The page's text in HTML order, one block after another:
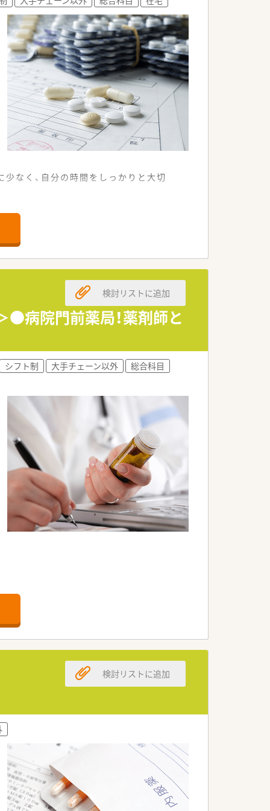
なく、自分の時間をしっかりと大切
す。
す。
●病院門前薬局！薬剤師と
検討リストに追加
シフト制 大手チェーン以外 総合科目
検討リストに追加